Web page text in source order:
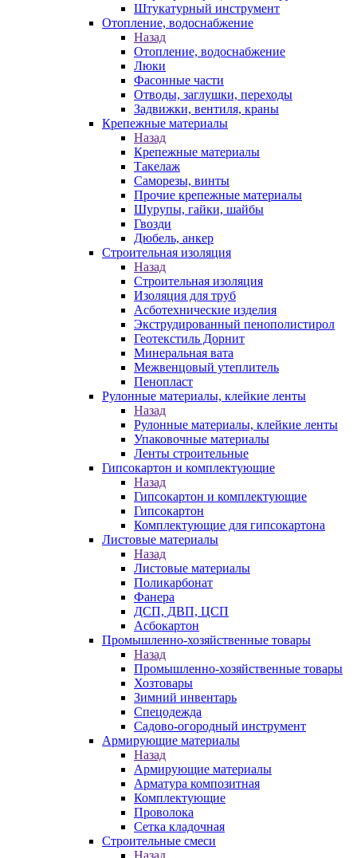
Штукатурный инструмент
Отопление, водоснабжение
Назад
Отопление, водоснабжение
Люки
Фасонные части
Отводы, заглушки, переходы
Задвижки, вентиля, краны
Крепежные материалы
Назад
Крепежные материалы
Такелаж
Саморезы, винты
Прочие крепежные материалы
Шурупы, гайки, шайбы
Гвозди
Дюбель, анкер
Строительная изоляция
Назад
Строительная изоляция
Изоляция для труб
Асботехнические изделия
Экструдированный пенополистирол
Геотекстиль Дорнит
Минеральная вата
Межвенцовый утеплитель
Пенопласт
Рулонные материалы, клейкие ленты
Назад
Рулонные материалы, клейкие ленты
Упаковочные материалы
Ленты строительные
Гипсокартон и комплектующие
Назад
Гипсокартон и комплектующие
Гипсокартон
Комплектующие для гипсокартона
Листовые материалы
Назад
Листовые материалы
Поликарбонат
Фанера
ДСП, ДВП, ЦСП
Асбокартон
Промышленно-хозяйственные товары
Назад
Промышленно-хозяйственные товары
Хозтовары
Зимний инвентарь
Спецодежда
Садово-огородный инструмент
Армирующие материалы
Назад
Армирующие материалы
Арматура композитная
Комплектующие
Проволока
Сетка кладочная
Строительные смеси
Назад